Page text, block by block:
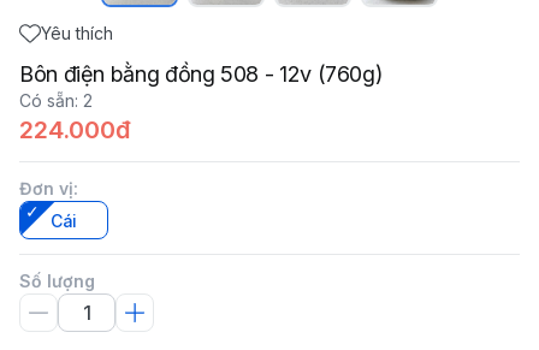
Yêu thích
Bôn điện bằng đồng 508 - 12v (760g)
Có sẵn: 2
224.000đ
Đơn vị:
Cái
Số lượng